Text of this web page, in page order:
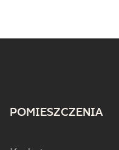
POMIESZCZENIA